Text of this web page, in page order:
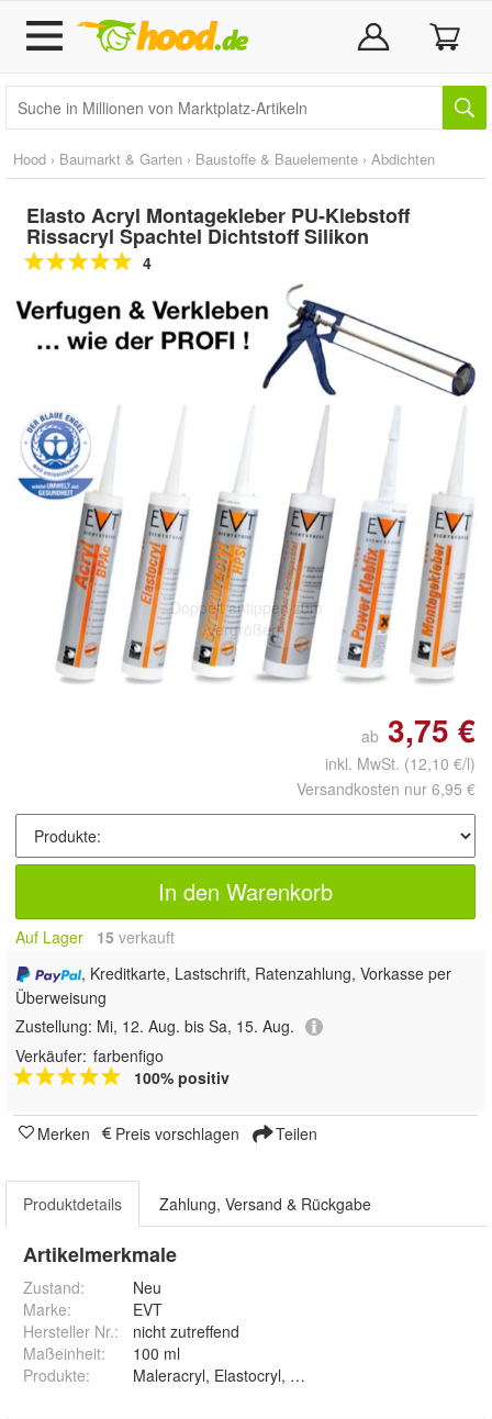
Hood › Baumarkt & Garten › Baustoffe & Bauelemente › Abdichten
Elasto Acryl Montagekleber PU-Klebstoff
Rissacryl Spachtel Dichtstoff Silikon
4
Doppelt antippen zum
vergrößern
ab 3,75 €
inkl. MwSt. (12,10 €/l)
Versandkosten nur 6,95 €
In den Warenkorb
Auf Lager 15 verkauft
, Kreditkarte, Lastschrift, Ratenzahlung, Vorkasse per
Überweisung
Zustellung: Mi, 12. Aug. bis Sa, 15. Aug.
Verkäufer: farbenfigo
100% positiv
Merken Preis vorschlagen Teilen
Produktdetails Zahlung, Versand & Rückgabe
Artikelmerkmale
Zustand:
Neu
Marke:
EVT
Hersteller Nr.:
nicht zutreffend
Maßeinheit:
100 ml
Produkte: Maleracryl, Elastocryl, Strukturacryl fein,